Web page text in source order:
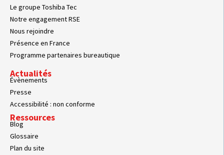
Le groupe Toshiba Tec
Notre engagement RSE
Nous rejoindre
Présence en France
Programme partenaires bureautique
Actualités
Évènements
Presse
Accessibilité : non conforme
Ressources
Blog
Glossaire
Plan du site